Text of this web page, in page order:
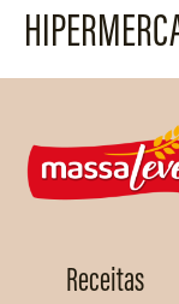
Receitas